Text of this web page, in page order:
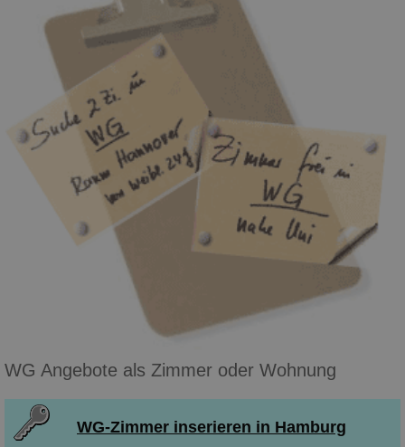
WG Angebote als Zimmer oder Wohnung
WG-Zimmer inserieren in Hamburg